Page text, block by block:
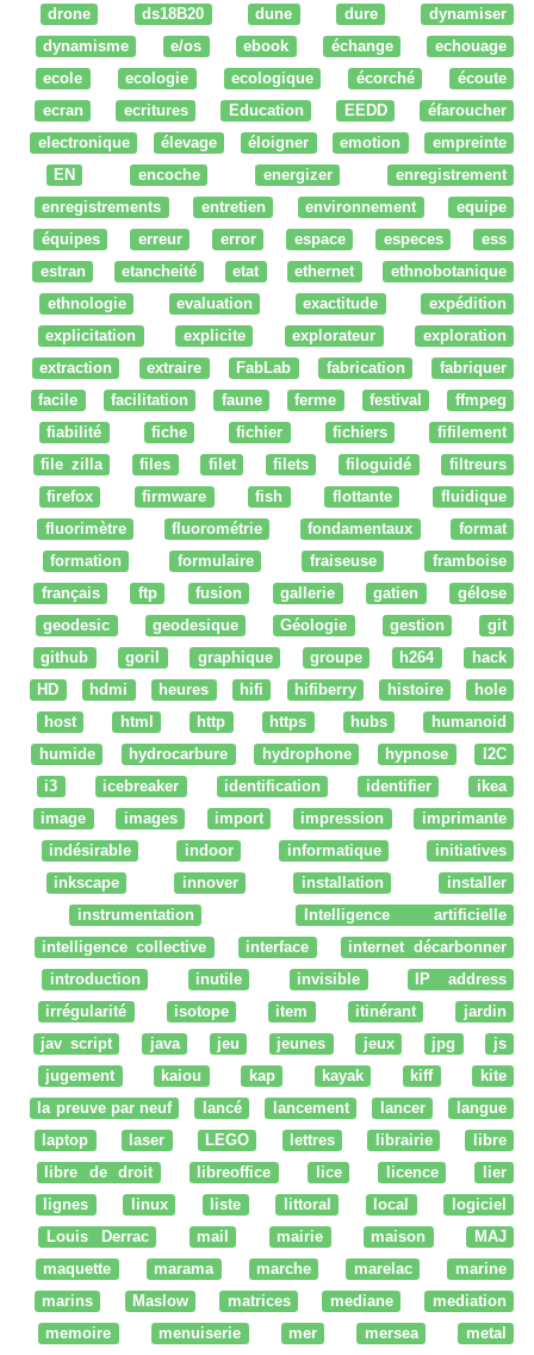
drone ds18B20 dune dure
dynamiser
dynamisme
e/os ebook échange
echouage
ecole
ecologie ecologique écorché
écoute
ecran
ecritures Education EEDD
éfaroucher
electronique
élevage éloigner emotion
empreinte
EN
encoche energizer
enregistrement
enregistrements
entretien environnement
equipe
équipes
erreur error espace especes
ess
estran
etancheité etat ethernet
ethnobotanique
ethnologie
evaluation exactitude
expédition
explicitation
explicite explorateur
exploration
extraction
extraire FabLab fabrication
fabriquer
facile
facilitation faune ferme festival
ffmpeg
fiabilité
fiche fichier fichiers
fifilement
file zilla
files filet filets filoguidé
filtreurs
firefox
firmware fish flottante
fluidique
fluorimètre
fluorométrie fondamentaux
format
formation
formulaire fraiseuse
framboise
français
ftp fusion gallerie gatien
gélose
geodesic
geodesique Géologie gestion
git
github
goril graphique groupe h264
hack
HD
hdmi heures hifi hifiberry histoire
hole
host
html http https hubs
humanoid
humide
hydrocarbure hydrophone hypnose
I2C
i3
icebreaker identification identifier
ikea
image
images import impression
imprimante
indésirable
indoor informatique
initiatives
inkscape
innover installation
installer
instrumentation
Intelligence artificielle
intelligence collective
interface
internet décarbonner
introduction
inutile invisible
IP address
irrégularité
isotope item itinérant
jardin
jav script
java jeu jeunes jeux jpg
js
jugement
kaiou kap kayak kiff
kite
la preuve par neuf
lancé lancement lancer
langue
laptop
laser LEGO lettres librairie
libre
libre de droit
libreoffice lice licence
lier
lignes
linux liste littoral local
logiciel
Louis Derrac
mail mairie maison
MAJ
maquette
marama marche marelac
marine
marins
Maslow matrices mediane
mediation
memoire
menuiserie mer mersea
metal